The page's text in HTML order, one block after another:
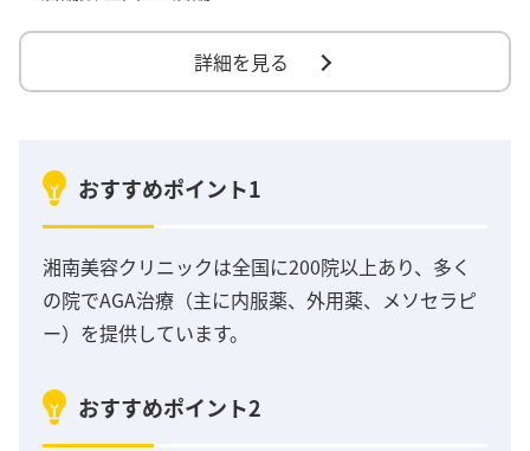
詳細を見る
おすすめポイント1
湘南美容クリニックは全国に200院以上あり、多く
の院でAGA治療（主に内服薬、外用薬、メソセラピ
ー）を提供しています。
おすすめポイント2